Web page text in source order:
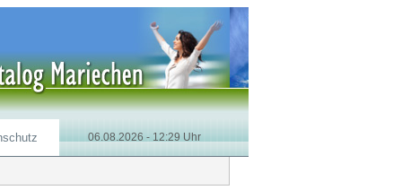
06.08.2026 - 12:29 Uhr